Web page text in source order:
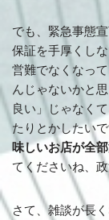
でも、緊急事態
保証を手厚くし
営難でなくなっ
んじゃないかと
良い」じゃなく
たりとかしたい
味しいお店が全
てくださいね、政
さて、雑談が長